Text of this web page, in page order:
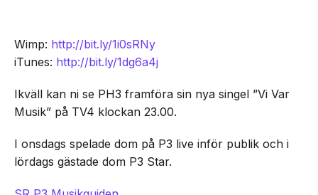
Wimp: http://bit.ly/1i0sRNy
iTunes: http://bit.ly/1dg6a4j
Ikväll kan ni se PH3 framföra sin nya singel ”Vi Var
Musik” på TV4 klockan 23.00.
I onsdags spelade dom på P3 live inför publik och i
lördags gästade dom P3 Star.